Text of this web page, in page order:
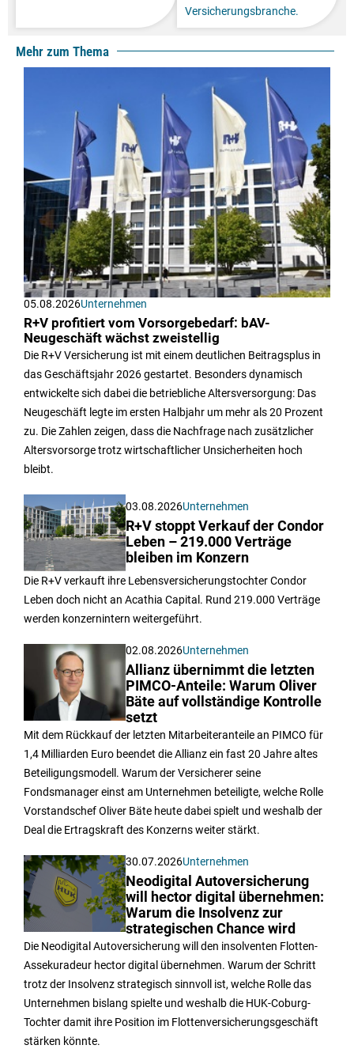
Versicherungsbranche.
Mehr zum Thema
05.08.2026Unternehmen
R+V profitiert vom Vorsorgebedarf: bAV-
Neugeschäft wächst zweistellig
Die R+V Versicherung ist mit einem deutlichen Beitragsplus in
das Geschäftsjahr 2026 gestartet. Besonders dynamisch
entwickelte sich dabei die betriebliche Altersversorgung: Das
Neugeschäft legte im ersten Halbjahr um mehr als 20 Prozent
zu. Die Zahlen zeigen, dass die Nachfrage nach zusätzlicher
Altersvorsorge trotz wirtschaftlicher Unsicherheiten hoch
bleibt.
03.08.2026Unternehmen
R+V stoppt Verkauf der Condor
Leben – 219.000 Verträge
bleiben im Konzern
Die R+V verkauft ihre Lebensversicherungstochter Condor
Leben doch nicht an Acathia Capital. Rund 219.000 Verträge
werden konzernintern weitergeführt.
02.08.2026Unternehmen
Allianz übernimmt die letzten
PIMCO-Anteile: Warum Oliver
Bäte auf vollständige Kontrolle
setzt
Mit dem Rückkauf der letzten Mitarbeiteranteile an PIMCO für
1,4 Milliarden Euro beendet die Allianz ein fast 20 Jahre altes
Beteiligungsmodell. Warum der Versicherer seine
Fondsmanager einst am Unternehmen beteiligte, welche Rolle
Vorstandschef Oliver Bäte heute dabei spielt und weshalb der
Deal die Ertragskraft des Konzerns weiter stärkt.
30.07.2026Unternehmen
Neodigital Autoversicherung
will hector digital übernehmen:
Warum die Insolvenz zur
strategischen Chance wird
Die Neodigital Autoversicherung will den insolventen Flotten-
Assekuradeur hector digital übernehmen. Warum der Schritt
trotz der Insolvenz strategisch sinnvoll ist, welche Rolle das
Unternehmen bislang spielte und weshalb die HUK-Coburg-
Tochter damit ihre Position im Flottenversicherungsgeschäft
stärken könnte.